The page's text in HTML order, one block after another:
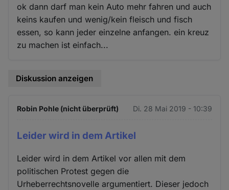
ok dann darf man kein Auto mehr fahren und auch
keins kaufen und wenig/kein fleisch und fisch
essen, so kann jeder einzelne anfangen. ein kreuz
zu machen ist einfach...
Diskussion anzeigen
Robin Pohle (nicht überprüft) Di. 28 Mai 2019 - 10:39
Leider wird in dem Artikel
Leider wird in dem Artikel vor allen mit dem
politischen Protest gegen die
Urheberrechtsnovelle argumentiert. Dieser jedoch